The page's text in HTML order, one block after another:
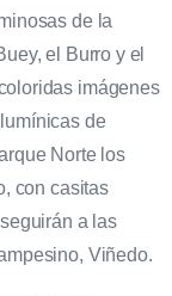
de la
el Burro y el
imágenes
de
Norte los
con casitas
a las
Viñedo.